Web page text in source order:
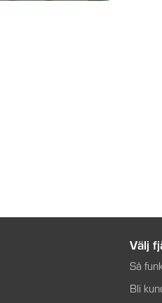
Välj
Så
Bli